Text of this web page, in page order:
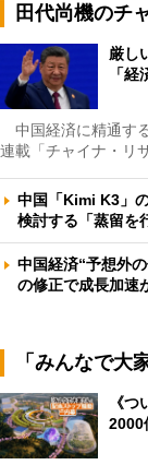
田代尚機のチ
厳し
「
中国経済に精通す
連載「チャイナ・リ
中国「Kimi K3」
検討する「蒸留を
中国経済“予想外
の修正で成長加速
「みんなで大
《
2000